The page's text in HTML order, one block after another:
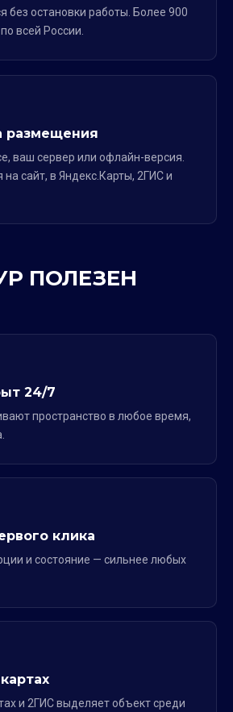
без остановки работы. Более 900
всей России.
размещения
ваш сервер или офлайн-версия.
на сайт, в Яндекс.Карты, 2ГИС и
ПОЛЕЗЕН
24/7
пространство в любое время,
клика
и состояние — сильнее любых
и 2ГИС выделяет объект среди